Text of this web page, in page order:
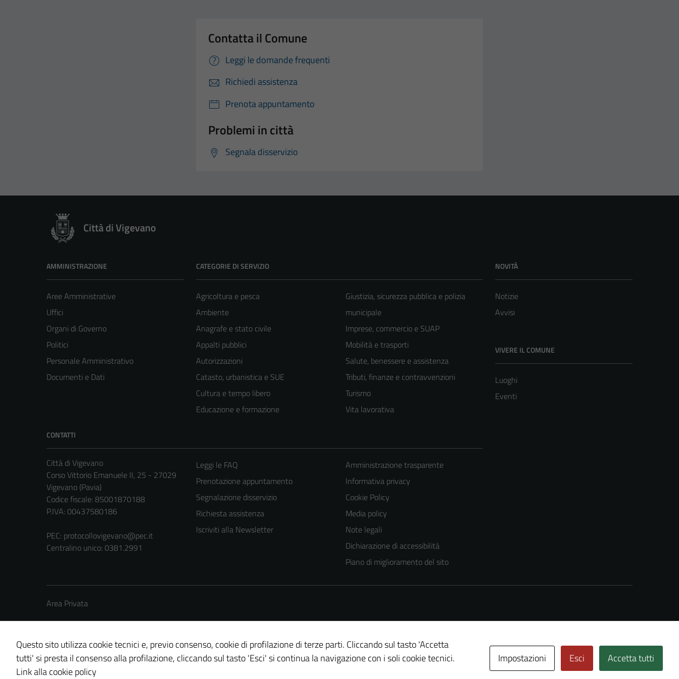
Contatta il Comune
Leggi le domande frequenti
Richiedi assistenza
Prenota appuntamento
Problemi in città
Segnala disservizio
Città di Vigevano
AMMINISTRAZIONE
Aree Amministrative
Uffici
Organi di Governo
Politici
Personale Amministrativo
Documenti e Dati
CATEGORIE DI SERVIZIO
Agricoltura e pesca
Ambiente
Anagrafe e stato civile
Appalti pubblici
Autorizzazioni
Catasto, urbanistica e SUE
Cultura e tempo libero
Educazione e formazione
Giustizia, sicurezza pubblica e polizia
municipale
Imprese, commercio e SUAP
Mobilità e trasporti
Salute, benessere e assistenza
Tributi, finanze e contravvenzioni
Turismo
Vita lavorativa
NOVITÀ
Notizie
Avvisi
VIVERE IL COMUNE
Luoghi
Eventi
CONTATTI
Città di Vigevano
Corso Vittorio Emanuele II, 25 - 27029
Vigevano (Pavia)
Codice fiscale: 85001870188
P.IVA: 00437580186
PEC: protocollovigevano@pec.it
Centralino unico: 0381.2991
Leggi le FAQ
Prenotazione appuntamento
Segnalazione disservizio
Richiesta assistenza
Iscriviti alla Newsletter
Amministrazione trasparente
Informativa privacy
Cookie Policy
Media policy
Note legali
Dichiarazione di accessibilità
Piano di miglioramento del sito
Area Privata
Credits: © Technical Design s.r.l.
Questo sito utilizza cookie tecnici e, previo consenso, cookie di profilazione di terze parti. Cliccando sul tasto 'Accetta
tutti' si presta il consenso alla profilazione, cliccando sul tasto 'Esci' si continua la navigazione con i soli cookie tecnici.
Link alla cookie policy
Impostazioni Esci Accetta tutti